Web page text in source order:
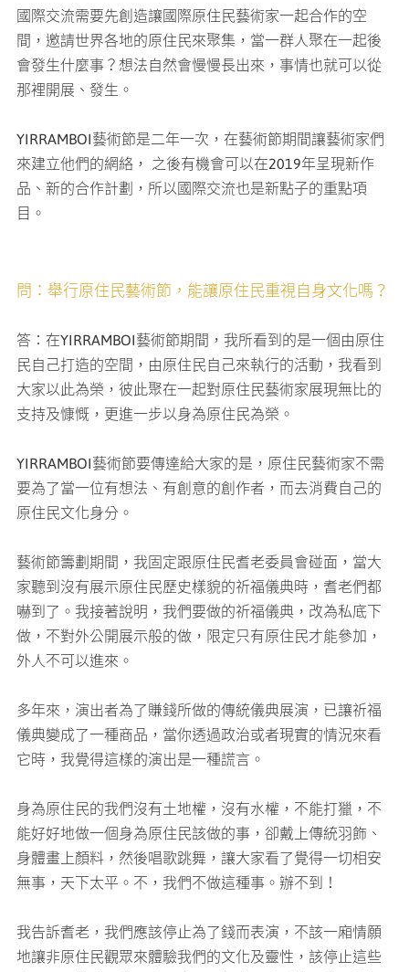
國際交流需要先創造讓國際原住民藝術家一起合作的空
間，邀請世界各地的原住民來聚集，當一群人聚在一起後
會發生什麼事？想法自然會慢慢長出來，事情也就可以從
那裡開展、發生。
YIRRAMBOI藝術節是二年一次，在藝術節期間讓藝術家們
來建立他們的網絡， 之後有機會可以在2019年呈現新作
品、新的合作計劃，所以國際交流也是新點子的重點項
目。
問：舉行原住民藝術節，能讓原住民重視自身文化嗎？
答：在YIRRAMBOI藝術節期間，我所看到的是一個由原住
民自己打造的空間，由原住民自己來執行的活動，我看到
大家以此為榮，彼此聚在一起對原住民藝術家展現無比的
支持及慷慨，更進一步以身為原住民為榮。
YIRRAMBOI藝術節要傳達給大家的是，原住民藝術家不需
要為了當一位有想法、有創意的創作者，而去消費自己的
原住民文化身分。
藝術節籌劃期間，我固定跟原住民耆老委員會碰面，當大
家聽到沒有展示原住民歷史樣貌的祈福儀典時，耆老們都
嚇到了。我接著說明，我們要做的祈福儀典，改為私底下
做，不對外公開展示般的做，限定只有原住民才能參加，
外人不可以進來。
多年來，演出者為了賺錢所做的傳統儀典展演，已讓祈福
儀典變成了一種商品，當你透過政治或者現實的情況來看
它時，我覺得這樣的演出是一種謊言。
身為原住民的我們沒有土地權，沒有水權，不能打獵，不
能好好地做一個身為原住民該做的事，卻戴上傳統羽飾、
身體畫上顏料，然後唱歌跳舞，讓大家看了覺得一切相安
無事，天下太平。不，我們不做這種事。辦不到！
我告訴耆老，我們應該停止為了錢而表演，不該一廂情願
地讓非原住民觀眾來體驗我們的文化及靈性，該停止這些